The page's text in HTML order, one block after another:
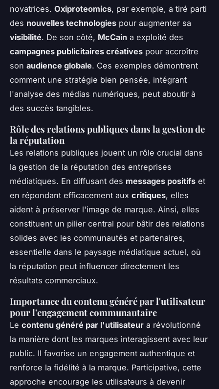
novatrices. Oxiproteomics, par exemple, a tiré parti
des nouvelles technologies pour augmenter sa
visibilité. De son côté, McCain a exploité des
campagnes publicitaires créatives pour accroître
son audience globale. Ces exemples démontrent
comment une stratégie bien pensée, intégrant
l'analyse des médias numériques, peut aboutir à
des succès tangibles.
Rôle des relations publiques dans la gestion de
la réputation
Les relations publiques jouent un rôle crucial dans
la gestion de la réputation des entreprises
médiatiques. En diffusant des messages positifs et
en répondant efficacement aux critiques, elles
aident à préserver l'image de marque. Ainsi, elles
constituent un pilier central pour bâtir des relations
solides avec les communautés et partenaires,
essentielle dans le paysage médiatique actuel, où
la réputation peut influencer directement les
résultats commerciaux.
Importance du contenu généré par l'utilisateur
pour l'engagement communautaire
Le contenu généré par l'utilisateur a révolutionné
la manière dont les marques interagissent avec leur
public. Il favorise un engagement authentique et
renforce la fidélité à la marque. Participative, cette
approche encourage les utilisateurs à devenir